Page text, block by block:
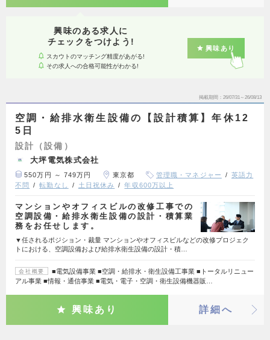
興味のある求人に
チェックをつけよう!
スカウトのマッチング精度があがる!
その求人への合格可能性がわかる!
興味あり
掲載期間 26/07/31～26/08/13
空調・給排水衛生設備の【設計積算】年休12
5日
設計（設備）
大坪電気株式会社
550万円 ～ 749万円 東京都 管理職・マネジャー
英語力
不問
転勤なし 土日祝休み 年収600万以上
マンションやオフィスビルの改修工事での
空調設備・給排水衛生設備の設計・積算業
務をお任せします。
▼任されるポジション・裁量 マンションやオフィスビルなどの改修プロジェク
トにおける、空調設備および給排水衛生設備の設計・積…
会社概要
■電気設備事業 ■空調・給排水・衛生設備工事業 ■トータルリニュー
アル事業 ■情報・通信事業 ■電気・電子・空調・衛生設備機器販…
興味あり 詳細へ